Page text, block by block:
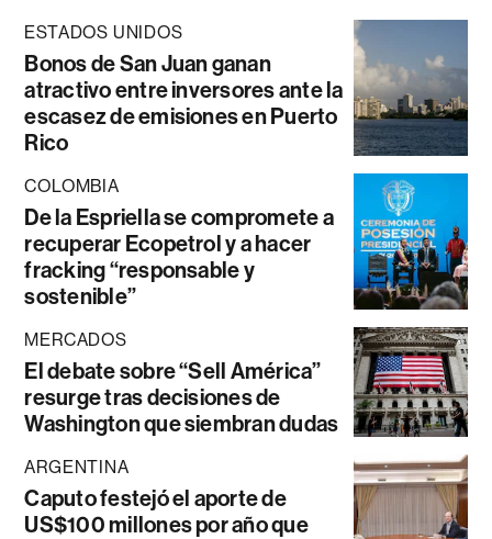
ESTADOS UNIDOS
Bonos de San Juan ganan
atractivo entre inversores ante la
escasez de emisiones en Puerto
Rico
COLOMBIA
De la Espriella se compromete a
recuperar Ecopetrol y a hacer
fracking “responsable y
sostenible”
MERCADOS
El debate sobre “Sell América”
resurge tras decisiones de
Washington que siembran dudas
ARGENTINA
Caputo festejó el aporte de
US$100 millones por año que